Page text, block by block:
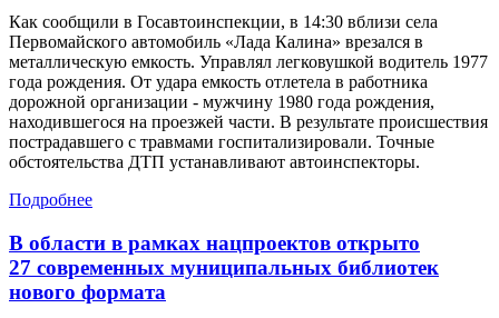
Как сообщили в Госавтоинспекции, в 14:30 вблизи села
Первомайского автомобиль «Лада Калина» врезался в
металлическую емкость. Управлял легковушкой водитель 1977
года рождения. От удара емкость отлетела в работника
дорожной организации - мужчину 1980 года рождения,
находившегося на проезжей части. В результате происшествия
пострадавшего с травмами госпитализировали. Точные
обстоятельства ДТП устанавливают автоинспекторы.
Подробнее
В области в рамках нацпроектов открыто
27 современных муниципальных библиотек
нового формата